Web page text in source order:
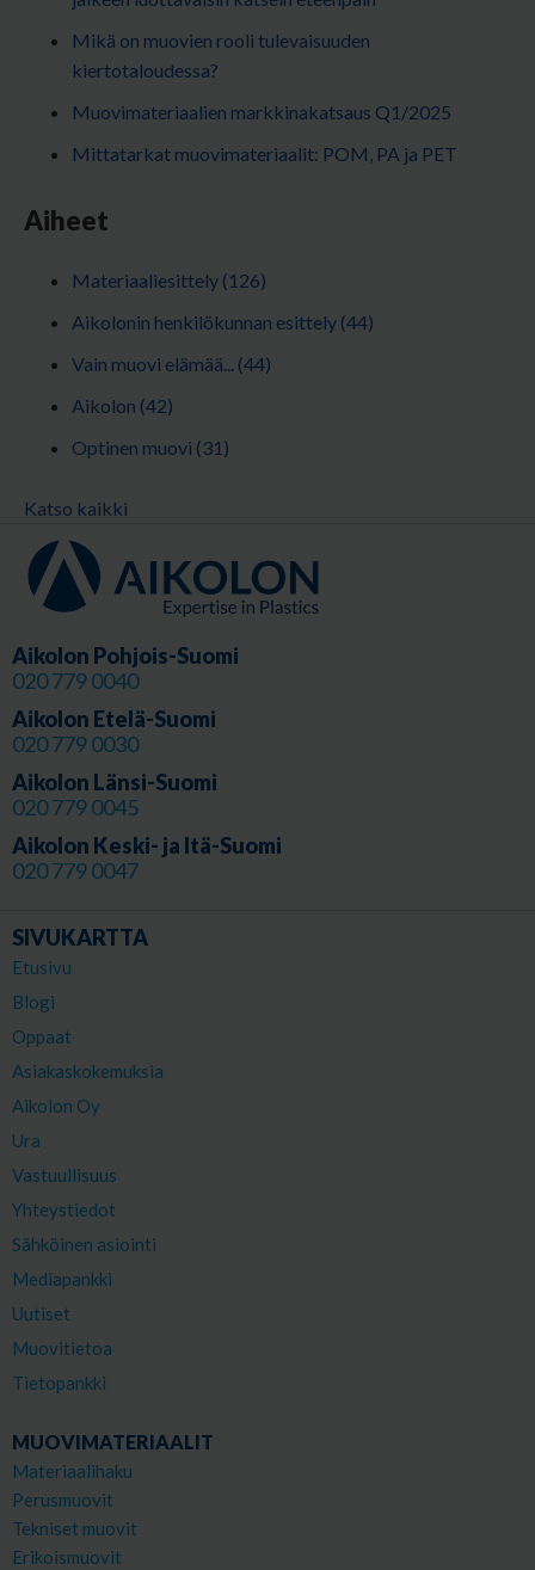
Mikä on muovien rooli tulevaisuuden
kiertotaloudessa?
Muovimateriaalien markkinakatsaus Q1/2025
Mittatarkat muovimateriaalit: POM, PA ja PET
Aiheet
Materiaaliesittely (126)
Aikolonin henkilökunnan esittely (44)
Vain muovi elämää... (44)
Aikolon (42)
Optinen muovi (31)
Katso kaikki
Aikolon Pohjois-Suomi
020 779 0040
Aikolon Etelä-Suomi
020 779 0030
Aikolon Länsi-Suomi
020 779 0045
Aikolon Keski- ja Itä-Suomi
020 779 0047
SIVUKARTTA
Etusivu
Blogi
Oppaat
Asiakaskokemuksia
Aikolon Oy
Ura
Vastuullisuus
Yhteystiedot
Sähköinen asiointi
Mediapankki
Uutiset
Muovitietoa
Tietopankki
MUOVIMATERIAALIT
Materiaalihaku
Perusmuovit
Tekniset muovit
Erikoismuovit